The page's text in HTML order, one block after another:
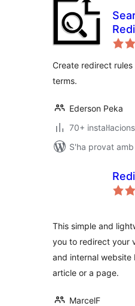
Create redirect
terms.
Ederson Peka
70+
S'ha provat amb
This simple and
you to redirect your
and internal website
article or a page.
MarcelF